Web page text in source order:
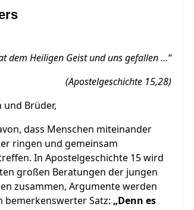
dem Heiligen Geist und uns gefallen …“
(Apostelgeschichte 15,28)
und Brüder,
dass Menschen miteinander
ringen und gemeinsam
In Apostelgeschichte 15 wird
großen Beratungen der jungen
zusammen, Argumente werden
bemerkenswerter Satz: „Denn es